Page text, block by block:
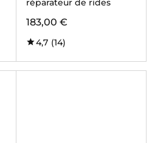
réparateur de rides
183,00 €
4,7 (14)